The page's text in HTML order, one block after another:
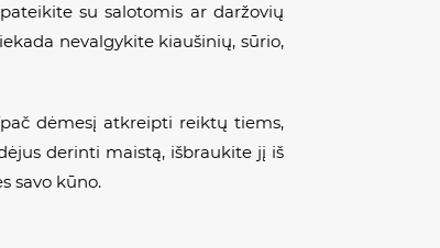
su salotomis ar daržovių
nevalgykite kiaušinių, sūrio,
dėmesį atkreipti reiktų tiems,
derinti maistą, išbraukite jį iš
savo kūno.